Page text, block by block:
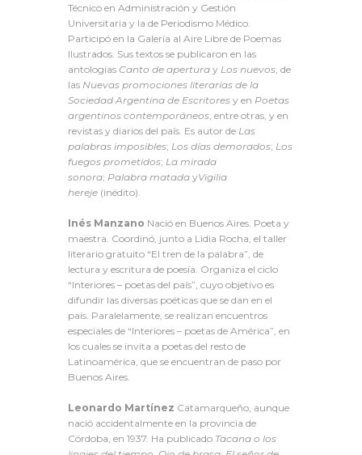
Técnico en Administración y Gestión
Universitaria y la de Periodismo Médico.
Participó en la Galería al Aire Libre de Poemas
Ilustrados. Sus textos se publicaron en las
antologías Canto de apertura y Los nuevos , de
las Nuevas promociones literarias de la
Sociedad Argentina de Escritores y en Poetas
argentinos contemporáneos , entre otras, y en
revistas y diarios del país. Es autor de Las
palabras imposibles; Los días demorados; Los
fuegos prometidos; La mirada
sonora; Palabra matada yVigilia
hereje (inédito).
Inés Manzano Nació en Buenos Aires. Poeta y
maestra. Coordinó, junto a Lidia Rocha, el taller
literario gratuito “El tren de la palabra”, de
lectura y escritura de poesía. Organiza el ciclo
“Interiores – poetas del país”, cuyo objetivo es
difundir las diversas poéticas que se dan en el
país. Paralelamente, se realizan encuentros
especiales de “Interiores – poetas de América”, en
los cuales se invita a poetas del resto de
Latinoamérica, que se encuentran de paso por
Buenos Aires.
Leonardo Martínez Catamarqueño, aunque
nació accidentalmente en la provincia de
Córdoba, en 1937. Ha publicado Tacana o los